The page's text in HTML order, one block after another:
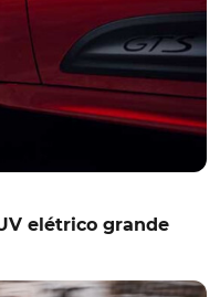
elétrico grande